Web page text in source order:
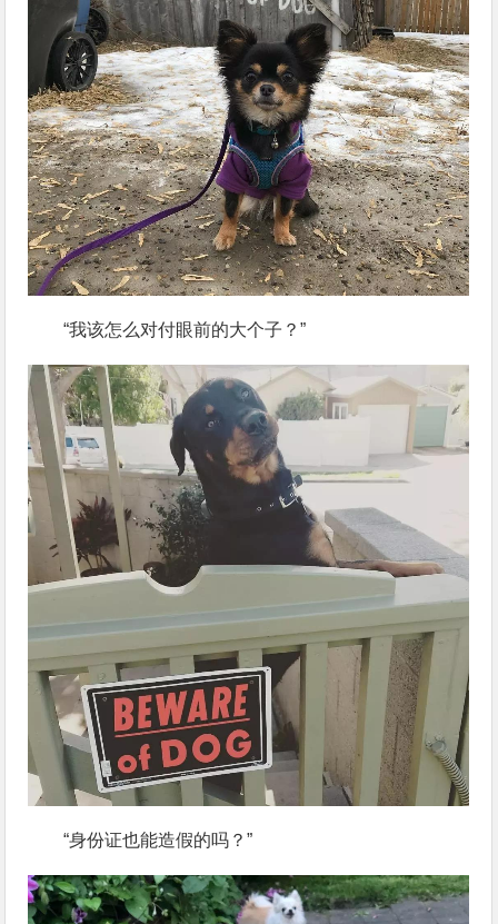
“我该怎么对付眼前的大个子？”
“身份证也能造假的吗？”